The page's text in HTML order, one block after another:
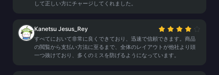
して正しい方にチャージしてくれました。
Kanetsu Jesus_Rey
すべてにおいて非常に良くできており、迅速で信頼できます。商品
の閲覧から支払い方法に至るまで、全体のレイアウトが他社より頭
一つ抜けており、多くのミスを防げるようになっています。